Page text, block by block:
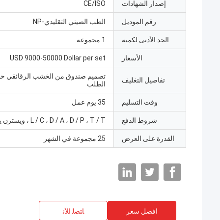
إصدار الشهادات CE/ISO
رقم الموديل الطب الصيني التقليدي-NP
الحد الأدنى لكمية 1 مجموعة
الأسعار USD 9000-50000 Dollar per set
تفاصيل التغليف
تصميم صندوق من الخشب
الطلب
وقت التسليم 35 يوم عمل
شروط الدفع L / C ، D / A ، D / P ، T / T ، ويسترن يونيون
القدرة على العرض 25 مجموعة في الشهر
افضل سعر ﺎﺘﺼﻟ ﺍﻶﻧ